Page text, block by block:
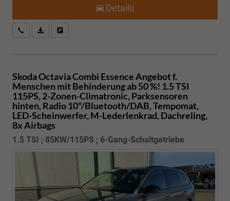
Details
Kostenloser Rückruf-Service
PDF-Datei, Fahrzeugexposé drucken
Skoda Octavia Combi Essence Angebot f.
Menschen mit Behinderung ab 50 %! 1.5 TSI
115PS, 2-Zonen-Climatronic, Parksensoren
hinten, Radio 10"/Bluetooth/DAB, Tempomat,
LED-Scheinwerfer, M-Lederlenkrad, Dachreling,
8x Airbags
1.5 TSI ; 85KW/115PS ; 6-Gang-Schaltgetriebe